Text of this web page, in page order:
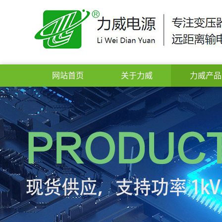
网站首页 关于力威 力威产品